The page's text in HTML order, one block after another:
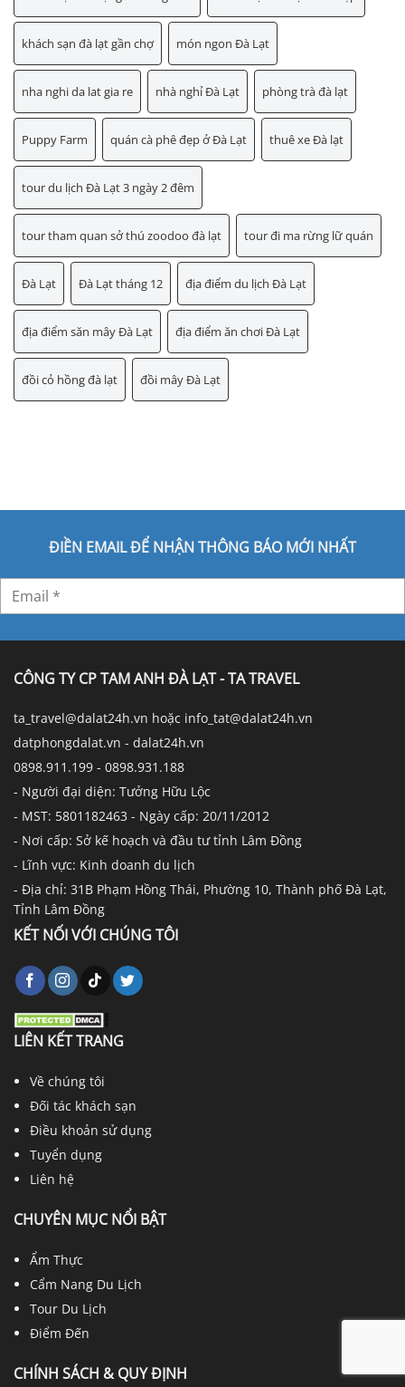
khách sạn đà lạt gần chợ món ngon Đà Lạt
nha nghi da lat gia re nhà nghỉ Đà Lạt phòng trà đà lạt
Puppy Farm quán cà phê đẹp ở Đà Lạt thuê xe Đà lạt
tour du lịch Đà Lạt 3 ngày 2 đêm
tour tham quan sở thú zoodoo đà lạt tour đi ma rừng lữ quán
Đà Lạt Đà Lạt tháng 12 địa điểm du lịch Đà Lạt
địa điểm săn mây Đà Lạt địa điểm ăn chơi Đà Lạt
đồi cỏ hồng đà lạt đồi mây Đà Lạt
ĐIỀN EMAIL ĐỂ NHẬN THÔNG BÁO MỚI NHẤT
CÔNG TY CP TAM ANH ĐÀ LẠT - TA TRAVEL
ta_travel@dalat24h.vn hoặc info_tat@dalat24h.vn
datphongdalat.vn - dalat24h.vn
0898.911.199 - 0898.931.188
- Người đại diện: Tưởng Hữu Lộc
- MST: 5801182463 - Ngày cấp: 20/11/2012
- Nơi cấp: Sở kế hoạch và đầu tư tỉnh Lâm Đồng
- Lĩnh vực: Kinh doanh du lịch
- Địa chỉ: 31B Phạm Hồng Thái, Phường 10, Thành phố Đà Lạt,
Tỉnh Lâm Đồng
KẾT NỐI VỚI CHÚNG TÔI
LIÊN KẾT TRANG
Về chúng tôi
Đối tác khách sạn
Điều khoản sử dụng
Tuyển dụng
Liên hệ
CHUYÊN MỤC NỔI BẬT
Ẩm Thực
Cẩm Nang Du Lịch
Tour Du Lịch
Điểm Đến
CHÍNH SÁCH & QUY ĐỊNH